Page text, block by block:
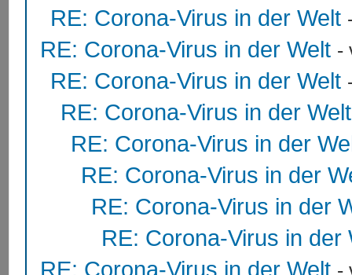
RE: Corona-Virus in der Welt
RE: Corona-Virus in der Welt -
RE: Corona-Virus in der Welt
RE: Corona-Virus in der Welt
RE: Corona-Virus in der
RE: Corona-Virus in der
RE: Corona-Virus in der
RE: Corona-Virus in der
RE: Corona-Virus in der Welt -